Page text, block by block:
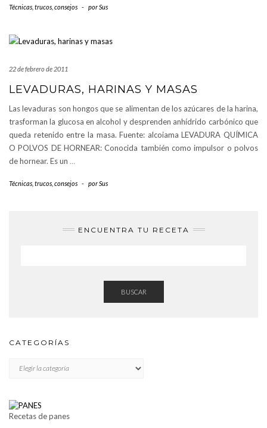
Técnicas, trucos, consejos - porSus
22 de febrero de 2011
LEVADURAS, HARINAS Y MASAS
Las levaduras son hongos que se alimentan de los azúcares de la harina,
trasforman la glucosa en alcohol y desprenden anhídrido carbónico que
queda retenido entre la masa. Fuente: alcoiama LEVADURA QUÍMICA
O POLVOS DE HORNEAR: Conocida también como impulsor o polvos
de hornear. Es un …
Técnicas, trucos, consejos - porSus
ENCUENTRA TU RECETA
BUSCAR
CATEGORÍAS
Recetas de panes